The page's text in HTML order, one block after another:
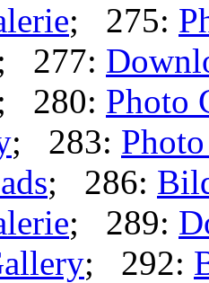
; 275:
277:
280: Photo
; 283:
; 286:
; 289:
; 292: